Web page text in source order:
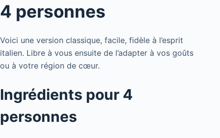
4 personnes
Voici une version classique, facile, fidèle à l’esprit
italien. Libre à vous ensuite de l’adapter à vos goûts
ou à votre région de cœur.
Ingrédients pour 4
personnes